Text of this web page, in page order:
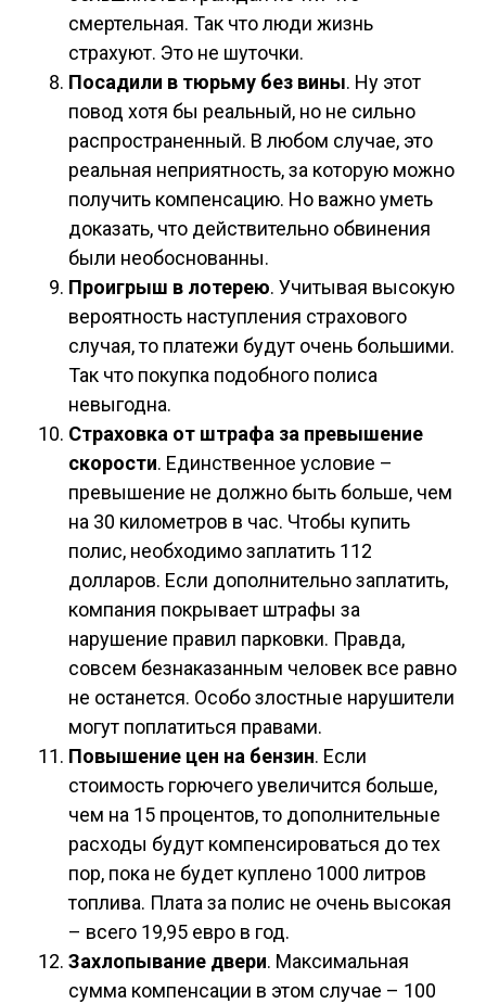
смертельная. Так что люди жизнь
страхуют. Это не шуточки.
Посадили в тюрьму без вины. Ну этот
повод хотя бы реальный, но не сильно
распространенный. В любом случае, это
реальная неприятность, за которую можно
получить компенсацию. Но важно уметь
доказать, что действительно обвинения
были необоснованны.
Проигрыш в лотерею. Учитывая высокую
вероятность наступления страхового
случая, то платежи будут очень большими.
Так что покупка подобного полиса
невыгодна.
Страховка от штрафа за превышение
скорости. Единственное условие –
превышение не должно быть больше, чем
на 30 километров в час. Чтобы купить
полис, необходимо заплатить 112
долларов. Если дополнительно заплатить,
компания покрывает штрафы за
нарушение правил парковки. Правда,
совсем безнаказанным человек все равно
не останется. Особо злостные нарушители
могут поплатиться правами.
Повышение цен на бензин. Если
стоимость горючего увеличится больше,
чем на 15 процентов, то дополнительные
расходы будут компенсироваться до тех
пор, пока не будет куплено 1000 литров
топлива. Плата за полис не очень высокая
– всего 19,95 евро в год.
Захлопывание двери. Максимальная
сумма компенсации в этом случае – 100